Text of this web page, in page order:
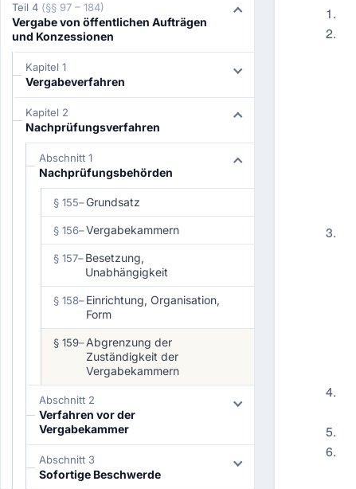
Teil 4 (§§ 97 – 184)
Vergabe von öffentlichen Aufträgen
und Konzessionen
Kapitel 1
Vergabeverfahren
Kapitel 2
Nachprüfungsverfahren
Abschnitt 1
Nachprüfungsbehörden
§ 155–Grundsatz
§ 156–Vergabekammern
§ 157–Besetzung,
Unabhängigkeit
§ 158–Einrichtung, Organisation,
Form
§ 159–Abgrenzung der
Zuständigkeit der
Vergabekammern
Abschnitt 2
Verfahren vor der
Vergabekammer
Abschnitt 3
Sofortige Beschwerde
1.
2.
3.
4.
5.
6.